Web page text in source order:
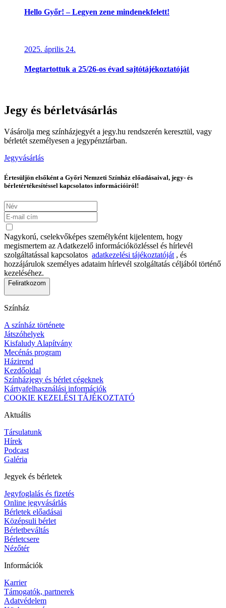
Hello Győr! – Legyen zene mindenekfelett!
2025. április 24.
Megtartottuk a 25/26-os évad sajtótájékoztatóját
Jegy és bérletvásárlás
Vásárolja meg színházjegyét a jegy.hu rendszerén keresztül, vagy
bérletét személyesen a jegypénztárban.
Jegyvásárlás
Értesüljön elsőként a Győri Nemzeti Színház előadásaival, jegy- és
bérletértékesítéssel kapcsolatos információiról!
Nagykorú, cselekvőképes személyként kijelentem, hogy
megismertem az Adatkezelő információközléssel és hírlevél
szolgáltatással kapcsolatos adatkezelési tájékoztatóját, és
hozzájárulok személyes adataim hírlevél szolgáltatás céljából történő
kezeléséhez.
Feliratkozom
Színház
A színház története
Játszóhelyek
Kisfaludy Alapítvány
Mecénás program
Házirend
Kezdőoldal
Színházjegy és bérlet cégeknek
Kártyafelhasználási információk
COOKIE KEZELÉSI TÁJÉKOZTATÓ
Aktuális
Társulatunk
Hírek
Podcast
Galéria
Jegyek és bérletek
Jegyfoglalás és fizetés
Online jegyvásárlás
Bérletek előadásai
Középsuli bérlet
Bérletbeváltás
Bérletcsere
Nézőtér
Információk
Karrier
Támogatók, partnerek
Adatvédelem